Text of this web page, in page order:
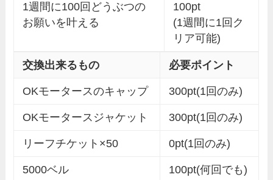
1週間に100回どうぶつの
お願いを叶える
100pt
(1週間に1回ク
リア可能)
交換出来るもの 必要ポイント
OKモータースのキャップ 300pt(1回のみ)
OKモータースジャケット 300pt(1回のみ)
リーフチケット×50 0pt(1回のみ)
5000ベル 100pt(何回でも)